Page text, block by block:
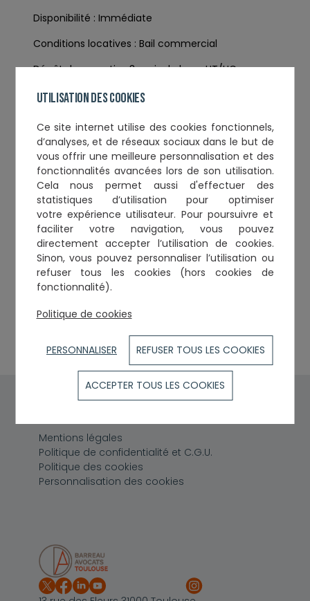
Utilisation des cookies
Ce site internet utilise des cookies fonctionnels,
d’analyses, et de réseaux sociauxdans le but de
vous offrir une meilleure personnalisation et des
fonctionnalités avancées lors de son utilisation.
Cela nous permet aussi d'effectuerdes
statistiques d’utilisationpour optimiser
votre expérience utilisateur. Pour poursuivre et
faciliter votre navigation, vous pouvez
directement accepter l’utilisation de cookies.
Sinon, vous pouvez personnaliser l’utilisation ou
refuser tous les cookies (hors cookies de
fonctionnalité).
Politique de cookies
PERSONNALISER REFUSER TOUS LES COOKIES
ACCEPTER TOUS LES COOKIES
Disponibilité : Immédiate
Conditions locatives : Bail commercial
Dépôt de garantie : 3 mois de loyer HT/HC
Loyer : 44 000 € HT/HC/an soit 11 000 €
Provision sur charges : 525 €/Trimestre
Provision sur taxe foncière : 990 €
HT/HC/Trimestre
Honoraires de gestion technique : 2.5 % HT des
sommes appelées TTC
Honoraires de commercialisation : 6.5 % HT du
loyer annuel HT/HC
Contact
0647649124
3666.00
Pied de page
Mentions légales
Politique de confidentialité et C.G.U.
Politique des cookies
Personnalisation des cookies